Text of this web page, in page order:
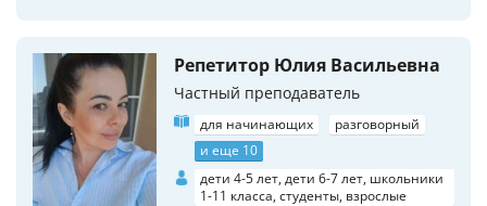
Репетитор Юлия Васильевна
Частный преподаватель
для начинающих
разговорный
и еще 10
дети 4-5 лет, дети 6-7 лет, школьники
1-11 класса, студенты, взрослые